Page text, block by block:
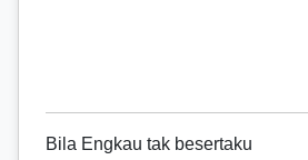
Bila Engkau tak besertaku